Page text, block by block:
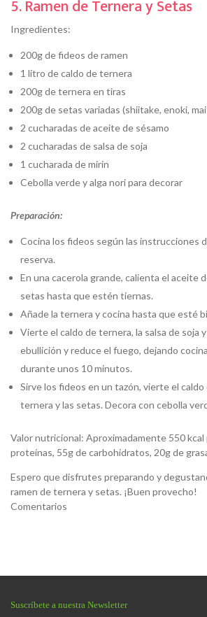
5. Ramen de Ternera y Setas
Ingredientes:
200g de fideos de ramen
1 litro de caldo de ternera
200g de ternera en tiras
200g de setas variadas (shiitake, enoki,
2 cucharadas de aceite de sésamo
2 cucharadas de salsa de soja
1 cucharada de mirin
Cebolla verde y alga nori para decorar
Preparación:
Cocina los fideos según las instrucciones
reserva.
En una cacerola grande, calienta el aceite
setas hasta que estén tiernas.
Añade la ternera y cocina hasta que esté
Vierte el caldo de ternera, la salsa de soja y
ebullición y reduce el fuego, dejando
durante unos 10 minutos.
Sirve los fideos en un tazón, vierte el caldo
ternera y las setas. Decora con cebolla
Valor nutricional: Aproximadamente 550
proteínas, 55g de carbohidratos, 20g de
Espero que disfrutes preparando y
ramen de ternera y setas. ¡Buen provecho!
Comentarios
Suscríbete a nuestra Newsletter